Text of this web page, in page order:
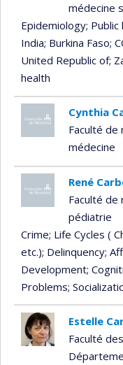
médecine
Epidemiology; Public
India; Burkina Faso;
United Republic of;
health
Cynthia
Faculté
médecine
René
Faculté
pédiatrie
Crime; Life Cycles (
etc.); Delinquency;
Development;
Problems;
Estelle
Faculté